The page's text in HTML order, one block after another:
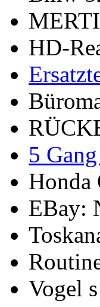
HD-
5
Honda
EBay:
Vogel s